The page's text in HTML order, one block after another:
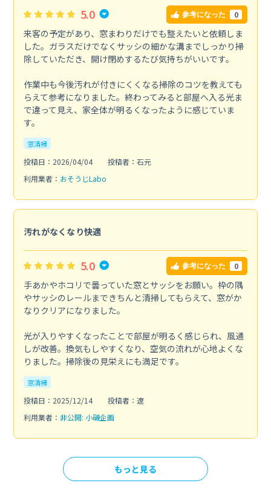
5.0 参考になった 0
来客の予定があり、窓まわりだけでも整えたいと依頼しま
した。ガラスだけでなくサッシの細かな溝までしっかり掃
除していただき、開け閉めするたび気持ちがいいです。
作業中も今後汚れが付きにくくなる掃除のコツを教えても
らえて参考になりました。終わってみると部屋へ入る光ま
で違って見え、家全体が明るくなったように感じていま
す。
窓清掃
投稿日：2026/04/04
投稿者：石元
利用業者： おそうじLabo
汚れがなくなり快適
5.0 参考になった 0
手あかやホコリで曇っていた窓とサッシをお願い。枠の隅
やサッシのレールまできちんと清掃してもらえて、窓がか
なりクリアになりました。
光が入りやすくなったことで部屋が明るく感じられ、風通
しが改善。換気もしやすくなり、空気の流れが心地よくな
りました。掃除後の見栄えにも満足です。
窓清掃
投稿日：2025/12/14
投稿者：遼
利用業者： 非公開: 小磯企画
もっと見る